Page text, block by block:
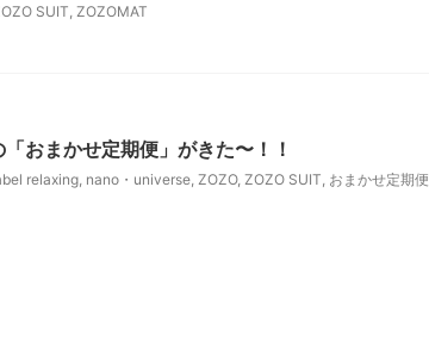
SUIT ZOZOMAT
おまかせ定期便」がきた〜！！
relaxing nano・universe ZOZO, ZOZO SUIT おまかせ定期便